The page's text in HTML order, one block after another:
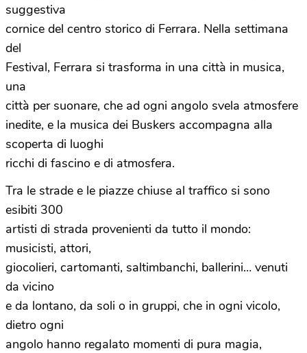
suggestiva
cornice del centro storico di Ferrara. Nella settimana
del
Festival, Ferrara si trasforma in una città in musica,
una
città per suonare, che ad ogni angolo svela atmosfere
inedite, e la musica dei Buskers accompagna alla
scoperta di luoghi
ricchi di fascino e di atmosfera.
Tra le strade e le piazze chiuse al traffico si sono
esibiti 300
artisti di strada provenienti da tutto il mondo:
musicisti, attori,
giocolieri, cartomanti, saltimbanchi, ballerini… venuti
da vicino
e da lontano, da soli o in gruppi, che in ogni vicolo,
dietro ogni
angolo hanno regalato momenti di pura magia,